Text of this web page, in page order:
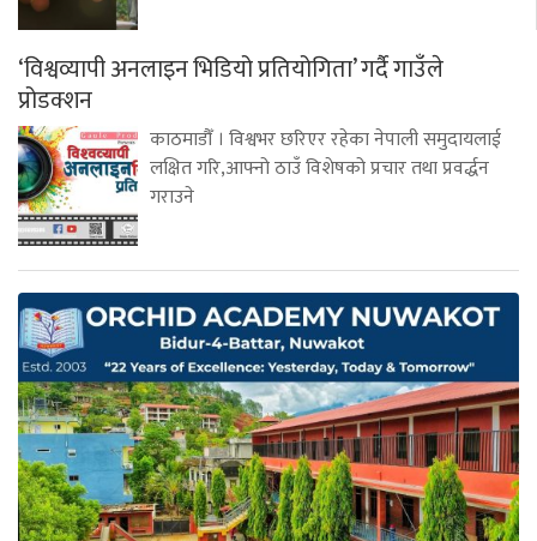
‘विश्वव्यापी अनलाइन भिडियो प्रतियोगिता’ गर्दै गाउँले
प्रोडक्शन
काठमाडौँ । विश्वभर छरिएर रहेका नेपाली समुदायलाई
लक्षित गरि,आफ्नो ठाउँ विशेषको प्रचार तथा प्रवर्द्धन
गराउने